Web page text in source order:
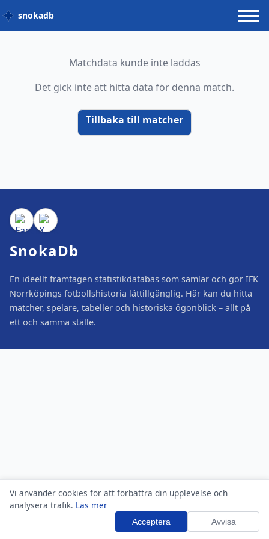
Vi använder cookies för att förbättra din upplevelse och
analysera trafik. Läs mer
Acceptera Avvisa
snokadb
Matchdata kunde inte laddas
Det gick inte att hitta data för denna match.
Tillbaka till matcher
SnokaDb
En ideellt framtagen statistikdatabas som samlar och gör IFK
Norrköpings fotbollshistoria lättillgänglig. Här kan du hitta
matcher, spelare, tabeller och historiska ögonblick – allt på
ett och samma ställe.